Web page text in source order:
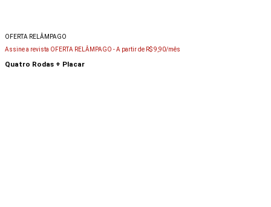
OFERTA RELÂMPAGO
Assine a revista OFERTA RELÂMPAGO -A partir de R$ 9,90/mês
Quatro Rodas + Placar